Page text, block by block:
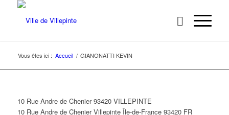
Vous êtes ici : Accueil / GIANONATTI KEVIN
10 Rue Andre de Chenier 93420 VILLEPINTE
10 Rue Andre de Chenier Villepinte Île-de-France 93420 FR